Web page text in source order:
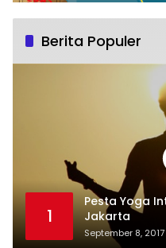
Berita Populer
1
Pesta Yoga
Jakarta
September 8, 2017